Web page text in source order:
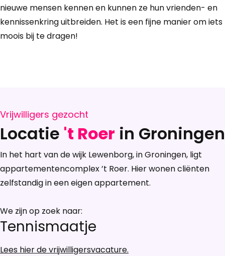
nieuwe mensen kennen en kunnen ze hun vrienden- en
kennissenkring uitbreiden. Het is een fijne manier om iets
moois bij te dragen!
Vrijwilligers gezocht
Locatie 't Roer in Groningen
In het hart van de wijk Lewenborg, in Groningen, ligt
appartementencomplex ’t Roer. Hier wonen cliënten
zelfstandig in een eigen appartement.
We zijn op zoek naar:
Tennismaatje
Lees hier de vrijwilligersvacature.